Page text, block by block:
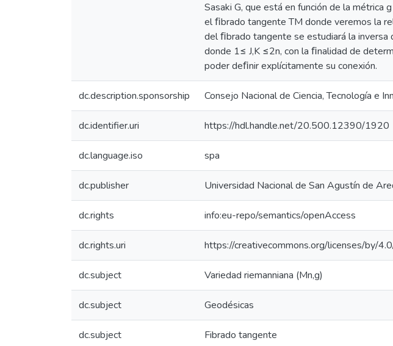
Sasaki G, que está en función de la métrica
el ﬁbrado tangente TM donde veremos la
del ﬁbrado tangente se estudiará la inversa
donde 1≤ J,K ≤2n, con la ﬁnalidad de
poder deﬁnir explícitamente su conexión.
dc.description.sponsorship Consejo Nacional de Ciencia, Tecnología e
dc.identifier.uri https://hdl.handle.net/20.500.12390/1920
dc.language.iso spa
dc.publisher Universidad Nacional de San Agustín de
dc.rights info:eu-repo/semantics/openAccess
dc.rights.uri https://creativecommons.org/licenses/by/
dc.subject Variedad riemanniana (Mn,g)
dc.subject Geodésicas
dc.subject Fibrado tangente